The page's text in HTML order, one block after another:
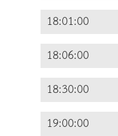
18:01:00
18:06:00
18:30:00
19:00:00